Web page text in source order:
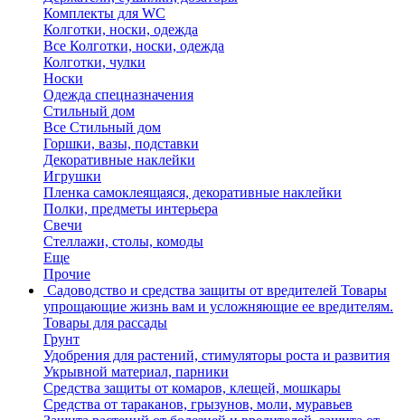
Комплекты для WC
Колготки, носки, одежда
Все Колготки, носки, одежда
Колготки, чулки
Носки
Одежда спецназначения
Стильный дом
Все Стильный дом
Горшки, вазы, подставки
Декоративные наклейки
Игрушки
Пленка самоклеящаяся, декоративные наклейки
Полки, предметы интерьера
Свечи
Стеллажи, столы, комоды
Еще
Прочие
Садоводство и средства защиты от вредителей Товары
упрощающие жизнь вам и усложняющие ее вредителям.
Товары для рассады
Грунт
Удобрения для растений, стимуляторы роста и развития
Укрывной материал, парники
Средства защиты от комаров, клещей, мошкары
Средства от тараканов, грызунов, моли, муравьев